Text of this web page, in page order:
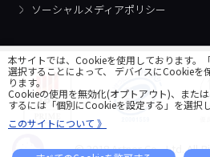
ソーシャルメディアポリシー
© 2018 Artner Co., Ltd. All
本サイトでは、Cookieを使用しております。
選択することによって、 デバイスにCookieを
ります。
Cookieの使用を無効化(オプトアウト)、また
するには「個別にCookieを設定する」を選択
このサイトについて 》